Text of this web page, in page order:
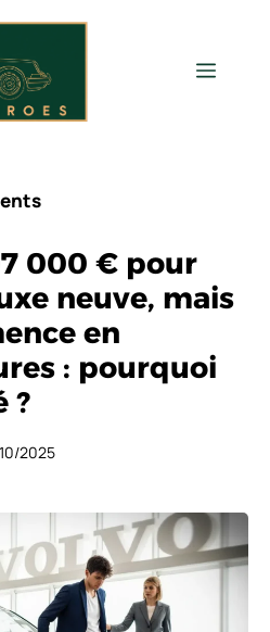
Menu
000 € pour
neuve, mais
en
: pourquoi
?
2025